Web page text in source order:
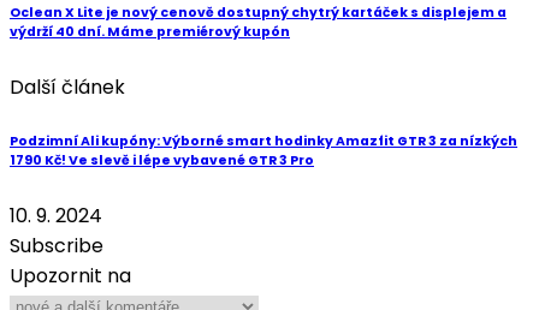
Oclean X Lite je nový cenově dostupný chytrý kartáček s displejem a
výdrží 40 dní. Máme premiérový kupón
Další článek
Podzimní Ali kupóny: Výborné smart hodinky Amazfit GTR 3 za nízkých
1790 Kč! Ve slevě i lépe vybavené GTR 3 Pro
10. 9. 2024
Subscribe
Upozornit na